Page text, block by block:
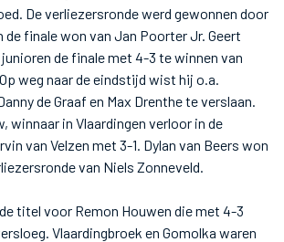
De verliezersronde werd gewonnen door
de finale won van Jan Poorter Jr. Geert
de finale met 4-3 te winnen van
weg naar de eindstijd wist hij o.a.
de Graaf en Max Drenthe te verslaan.
winnaar in Vlaardingen verloor in de
van Velzen met 3-1. Dylan van Beers won
van Niels Zonneveld.
titel voor Remon Houwen die met 4-3
Vlaardingbroek en Gomolka waren